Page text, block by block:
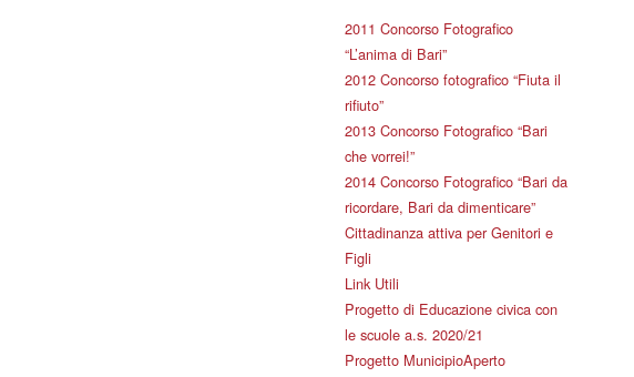
2011 Concorso Fotografico
“L’anima di Bari”
2012 Concorso fotografico “Fiuta il
rifiuto”
2013 Concorso Fotografico “Bari
che vorrei!”
2014 Concorso Fotografico “Bari da
ricordare, Bari da dimenticare”
Cittadinanza attiva per Genitori e
Figli
Link Utili
Progetto di Educazione civica con
le scuole a.s. 2020/21
Progetto MunicipioAperto